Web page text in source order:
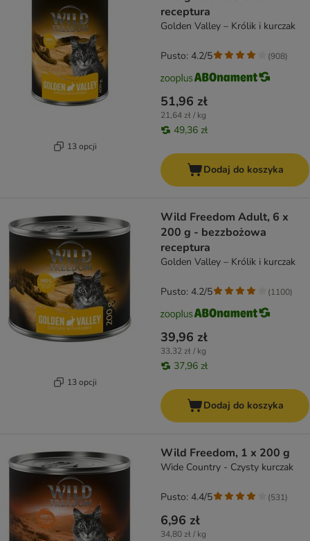
13 opcji
receptura
Golden Valley – Królik i kurczak
51,96 zł
21,64 zł / kg
49,36 zł
Pusto: 4.2/5 (908)
Dodaj do koszyka
13 opcji
Wild Freedom Adult, 6 x
200 g - bezzbożowa
receptura
Golden Valley – Królik i kurczak
39,96 zł
33,32 zł / kg
37,96 zł
Pusto: 4.2/5 (1100)
Dodaj do koszyka
Wild Freedom, 1 x 200 g
Wide Country - Czysty kurczak
6,96 zł
34,80 zł / kg
Pusto: 4.4/5 (531)